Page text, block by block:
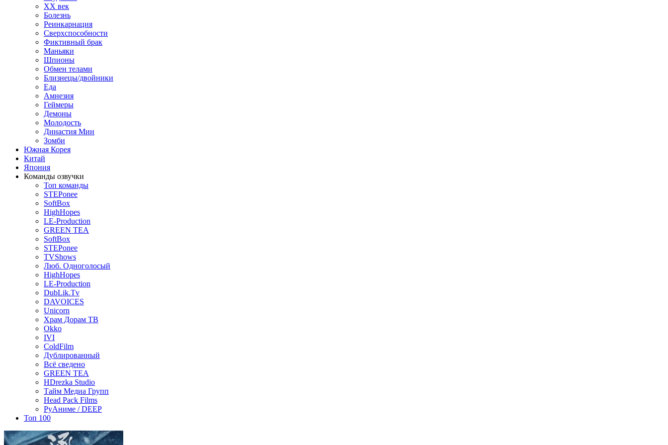
ХХ век
Болезнь
Реинкарнация
Сверхспособности
Фиктивный брак
Маньяки
Шпионы
Обмен телами
Близнецы/двойники
Еда
Амнезия
Геймеры
Демоны
Молодость
Династия Мин
Зомби
Южная Корея
Китай
Япония
Команды озвучки
Топ команды
STEPonee
SoftBox
HighHopes
LE-Production
GREEN TEA
SoftBox
STEPonee
TVShows
Люб. Одноголосый
HighHopes
LE-Production
DubLik.Tv
DAVOICES
Unicorn
Храм Дорам ТВ
Okko
IVI
ColdFilm
Дублированный
Всё сведено
GREEN TEA
HDrezka Studio
Тайм Медиа Групп
Head Pack Films
РуАниме / DEEP
Топ 100